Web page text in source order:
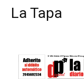
La Tapa